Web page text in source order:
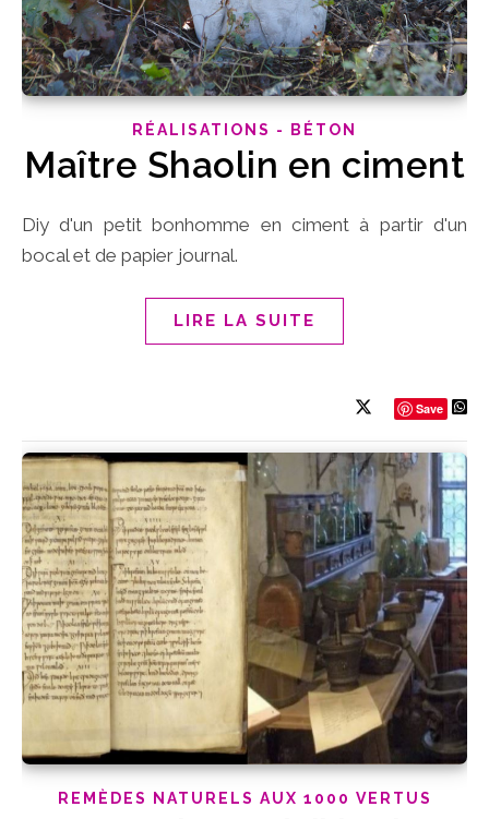
RÉALISATIONS - BÉTON
Maître Shaolin en ciment
Diy d'un petit bonhomme en ciment à partir d'un
bocal et de papier journal.
LIRE LA SUITE
Save
REMÈDES NATURELS AUX 1000 VERTUS